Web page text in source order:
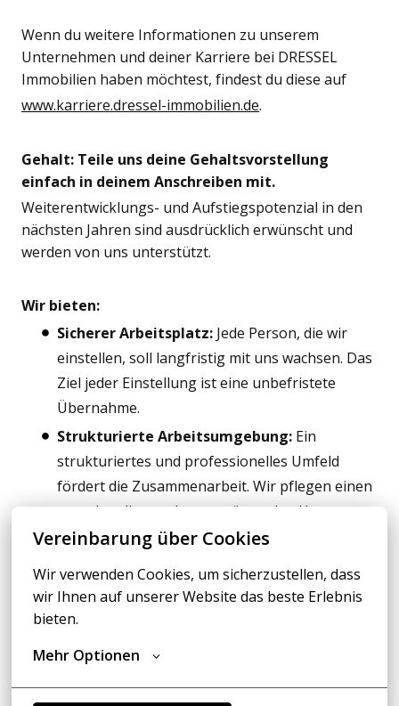
Vereinbarung über Cookies
Wir verwenden Cookies, um sicherzustellen, dass
wir Ihnen auf unserer Website das beste Erlebnis
bieten.
Mehr Optionen
Wenn du weitere Informationen zu unserem
Unternehmen und deiner Karriere bei DRESSEL
Immobilien haben möchtest, findest du diese auf
www.karriere.dressel-immobilien.de.
Gehalt: Teile uns deine Gehaltsvorstellung
einfach in deinem Anschreiben mit.
Weiterentwicklungs- und Aufstiegspotenzial in den
nächsten Jahren sind ausdrücklich erwünscht und
werden von uns unterstützt.
Wir bieten:
Sicherer Arbeitsplatz: Jede Person, die wir
einstellen, soll langfristig mit uns wachsen. Das
Ziel jeder Einstellung ist eine unbefristete
Übernahme.
Strukturierte Arbeitsumgebung: Ein
strukturiertes und professionelles Umfeld
fördert die Zusammenarbeit. Wir pflegen einen
respektvollen und unterstützenden Umgang
miteinander.
Moderne Ausstattung:
Hochwertige
Arbeitsgeräte und einen modernen
Arbeitsplatz. Dazu ein modernes Büro mit
Einfache Einarbeitung:
strukturierten Onboarding-Prozess und